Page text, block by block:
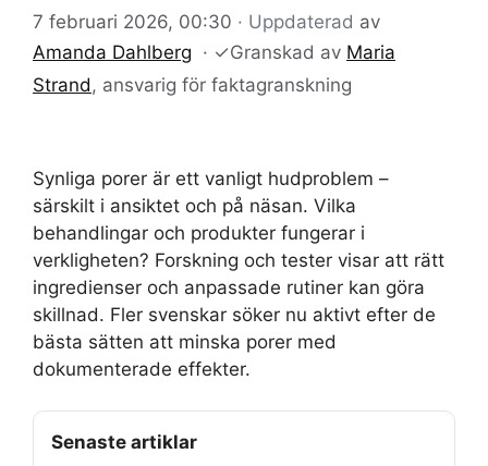
7 februari 2026, 00:30 · Uppdaterad av
Amanda Dahlberg · ✓Granskad av Maria
Strand , ansvarig för faktagranskning
Synliga porer är ett vanligt hudproblem –
särskilt i ansiktet och på näsan. Vilka
behandlingar och produkter fungerar i
verkligheten? Forskning och tester visar att rätt
ingredienser och anpassade rutiner kan göra
skillnad. Fler svenskar söker nu aktivt efter de
bästa sätten att minska porer med
dokumenterade effekter.
Senaste artiklar